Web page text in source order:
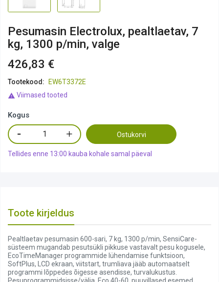
Pesumasin Electrolux, pealtlaetav, 7
kg, 1300 p/min, valge
426,83 €
Tootekood: EW6T3372E
 Viimased tooted
Kogus
Ostukorvi
Tellides enne 13:00 kauba kohale samal päeval
Toote kirjeldus
Pealtlaetav pesumasin 600-sari, 7 kg, 1300 p/min, SensiCare-
süsteem mugandab pesutsükli pikkuse vastavalt pesu kogusele,
EcoTimeManager programmide lühendamise funktsioon,
SoftPlus, LCD ekraan, viitstart, trumliava jääb automaatselt
programmi lõppedes õigesse asendisse, turvalukustus.